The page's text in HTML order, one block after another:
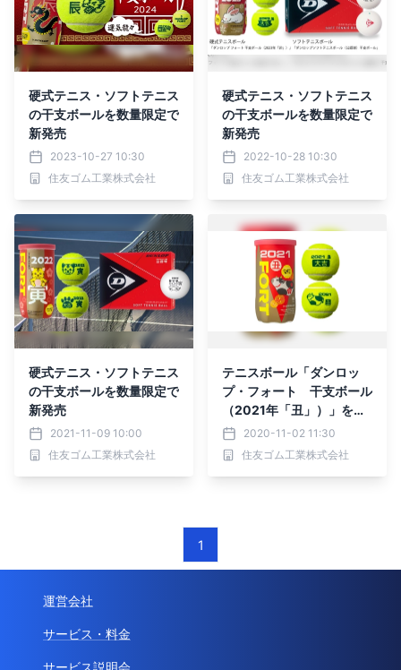
硬式テニス・ソフトテニス
の干支ボールを数量限定で
新発売
2023-10-27 10:30
住友ゴム工業株式会社
硬式テニス・ソフトテニス
の干支ボールを数量限定で
新発売
2022-10-28 10:30
住友ゴム工業株式会社
硬式テニス・ソフトテニス
の干支ボールを数量限定で
新発売
2021-11-09 10:00
住友ゴム工業株式会社
テニスボール「ダンロッ
プ・フォート 干支ボール
（2021年「丑」）」を数
量限定で新発売
2020-11-02 11:30
住友ゴム工業株式会社
1
運営会社
サービス・料金
サービス説明会